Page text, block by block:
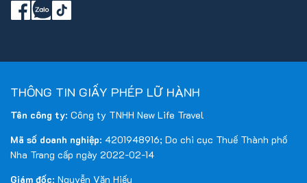
THÔNG TIN GIẤY PHÉP LỮ HÀNH
Tên công ty: Công ty TNHH New Life Travel
Mã số doanh nghiệp: 4201948916; Do chi cục Thuế Thành phố
Nha Trang cấp ngày 2022-02-14
Giám đốc: Nguyễn Văn Hiếu